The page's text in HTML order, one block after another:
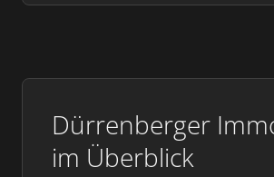
Dürrenberger
im Überblick